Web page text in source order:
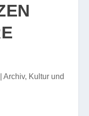
Archiv, Kultur und